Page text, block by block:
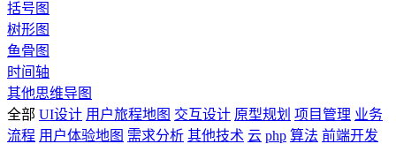
括号图
树形图
鱼骨图
时间轴
其他思维导图
全部 UI设计 用户旅程地图 交互设计 原型规划 项目管理 业务
流程 用户体验地图 需求分析 其他技术 云 php 算法 前端开发